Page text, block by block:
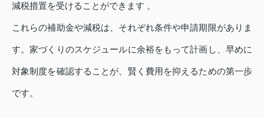
減税措置を受けることができます 。
これらの補助金や減税は、それぞれ条件や申請期限がありま
す。家づくりのスケジュールに余裕をもって計画し、早めに
対象制度を確認することが、賢く費用を抑えるための第一歩
です。